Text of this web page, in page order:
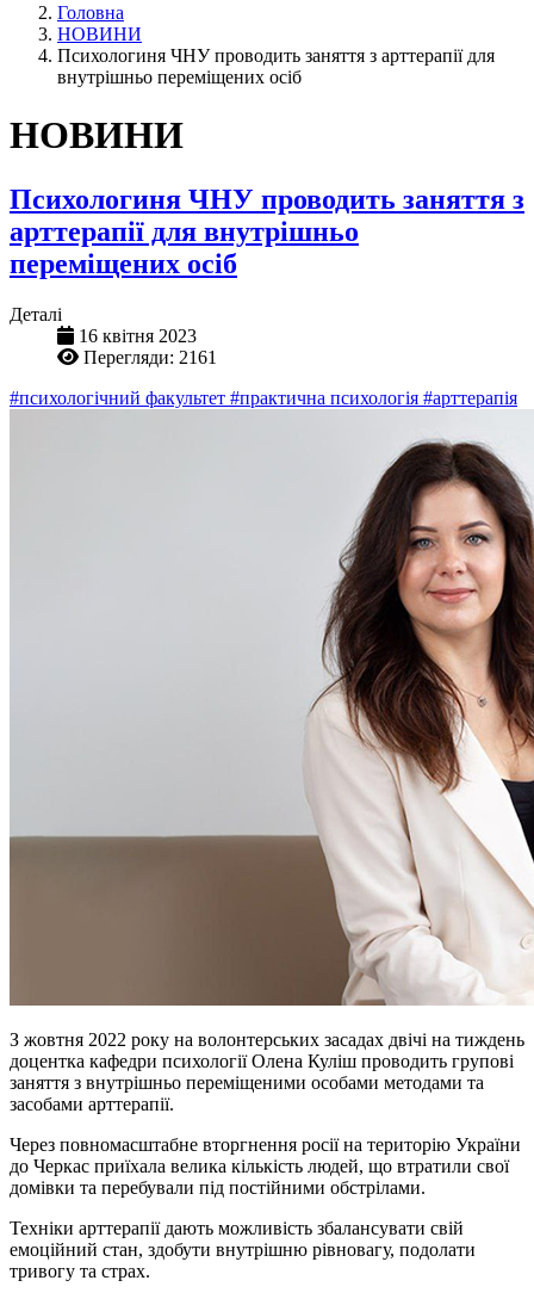
Головна
НОВИНИ
Психологиня ЧНУ проводить заняття з арттерапії для
внутрішньо переміщених осіб
НОВИНИ
Психологиня ЧНУ проводить заняття з
арттерапії для внутрішньо
переміщених осіб
Деталі
16 квітня 2023
Перегляди: 2161
#психологічний факультет #практична психологія #арттерапія
З жовтня 2022 року на волонтерських засадах двічі на тиждень
доцентка кафедри психології Олена Куліш проводить групові
заняття з внутрішньо переміщеними особами методами та
засобами арттерапії.
Через повномасштабне вторгнення росії на територію України
до Черкас приїхала велика кількість людей, що втратили свої
домівки та перебували під постійними обстрілами.
Техніки арттерапії дають можливість збалансувати свій
емоційний стан, здобути внутрішню рівновагу, подолати
тривогу та страх.